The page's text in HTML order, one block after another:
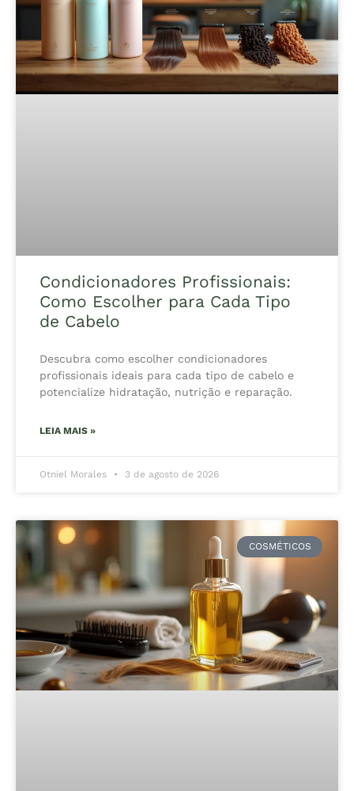
Condicionadores Profissionais:
Como Escolher para Cada Tipo
de Cabelo
Descubra como escolher condicionadores
profissionais ideais para cada tipo de cabelo e
potencialize hidratação, nutrição e reparação.
LEIA MAIS »
Otniel Morales 3 de agosto de 2026
COSMÉTICOS